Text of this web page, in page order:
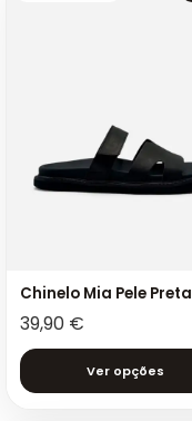
Chinelo Mia Pele Preta
39,90 €
Ver opções